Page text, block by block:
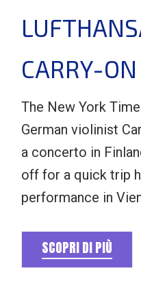
CARRY-
The New York
German violinist
a concerto in
off for a quick trip
performance in
SCOPRI DI PIÙ